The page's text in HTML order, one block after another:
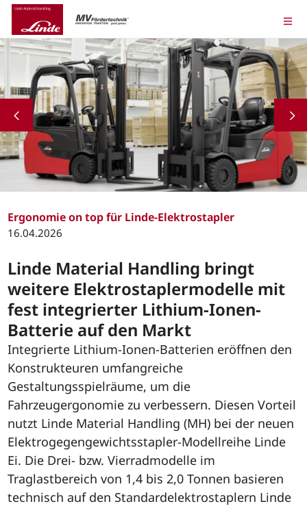
Ergonomie on top für Linde-Elektrostapler
16.04.2026
Linde Material Handling bringt
weitere Elektrostaplermodelle mit
fest integrierter Lithium-Ionen-
Batterie auf den Markt
Integrierte Lithium-Ionen-Batterien eröffnen den
Konstrukteuren umfangreiche
Gestaltungsspielräume, um die
Fahrzeugergonomie zu verbessern. Diesen Vorteil
nutzt Linde Material Handling (MH) bei der neuen
Elektrogegengewichtsstapler-Modellreihe Linde
Ei. Die Drei- bzw. Vierradmodelle im
Traglastbereich von 1,4 bis 2,0 Tonnen basieren
technisch auf den Standardelektrostaplern Linde